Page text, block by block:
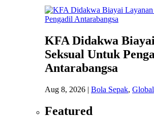
KFA Didakwa
Seksual Untuk
Antarabangsa
Aug 8, 2026 | Bola Sepak, Global
Featured